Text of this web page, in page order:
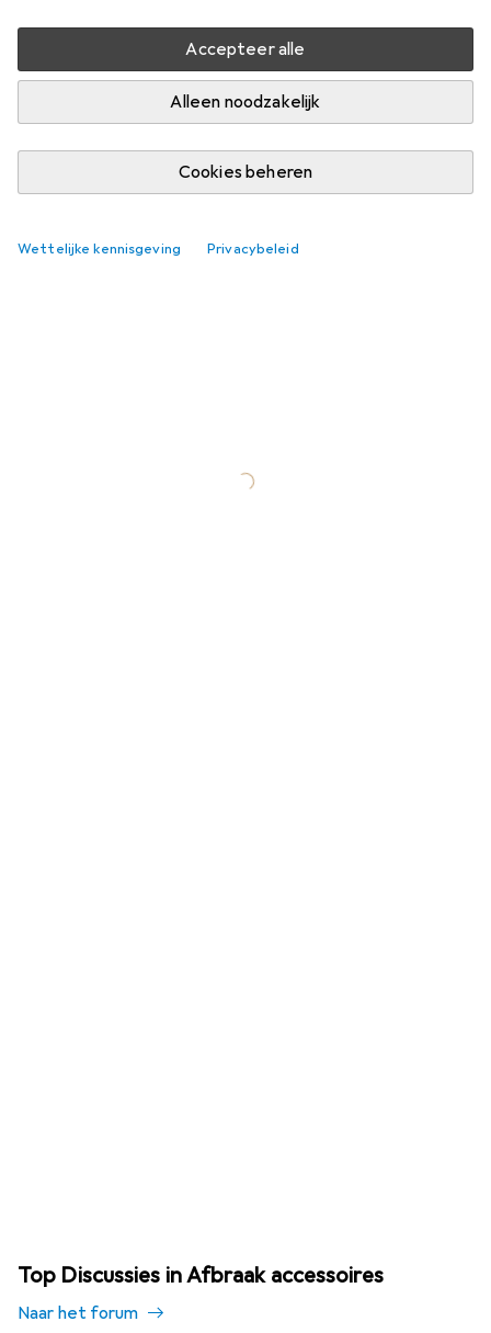
Accepteer alle
Alleen noodzakelijk
Cookies beheren
Wettelijke kennisgeving Privacybeleid
Top Discussies in Afbraak accessoires
Naar het forum